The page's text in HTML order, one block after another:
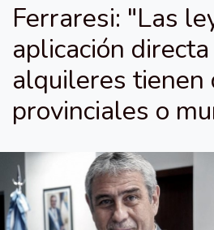
Ferraresi: "Las
aplicación
alquileres tienen
provinciales o